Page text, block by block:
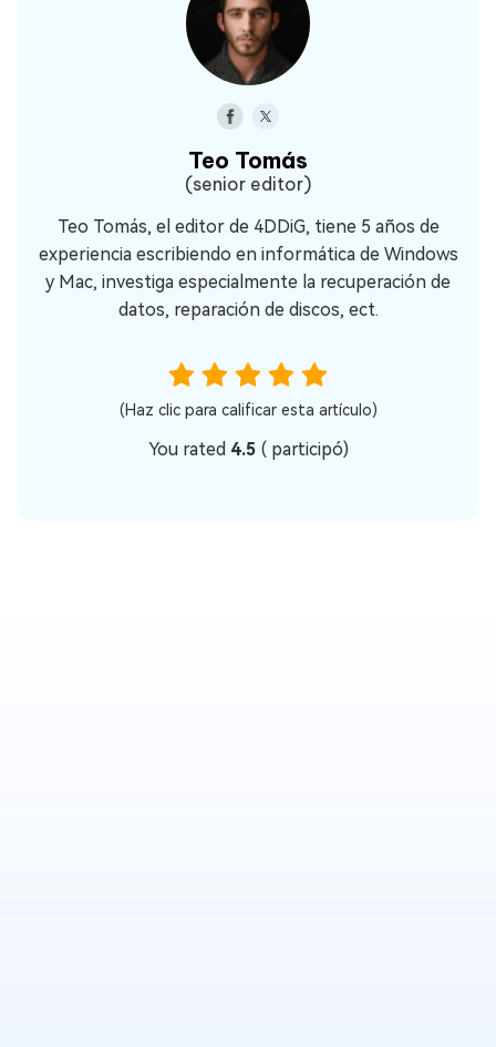
Teo Tomás
(senior editor)
Teo Tomás, el editor de 4DDiG, tiene 5 años de
experiencia escribiendo en informática de Windows
y Mac, investiga especialmente la recuperación de
datos, reparación de discos, ect.
(Haz clic para calificar esta artículo)
You rated 4.5 (participó)